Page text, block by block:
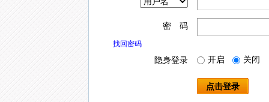
密 码
找回密码
隐身登录 开启 关闭
点击登录